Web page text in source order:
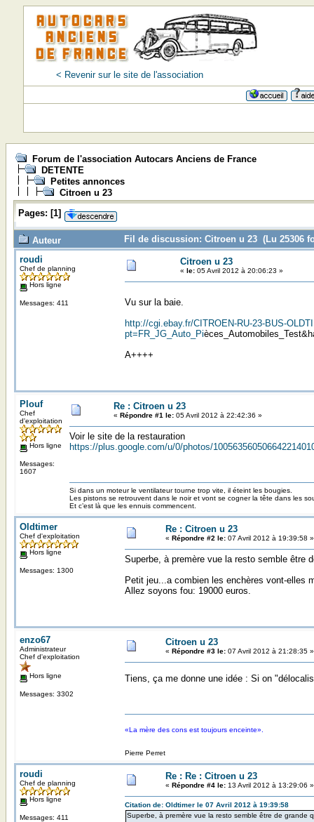
< Revenir sur le site de l'association
Forum de l'association Autocars Anciens de France
DETENTE
Petites annonces
Citroen u 23
Pages: [1]
Auteur
Fil de discussion: Citroen u 23 (Lu 25306
roudi
Chef de planning
Hors ligne
Messages: 411
Citroen u 23
« le: 05 Avril 2012 à 20:06:23 »
Vu sur la baie.
http://cgi.ebay.fr/CITROEN-RU-23-BUS-
pt=FR_JG_Auto_Pi
A++++
Plouf
Chef
d'exploitation
Hors ligne
Messages:
1607
Re : Citroen u 23
« Répondre #1 le: 05 Avril 2012 à 22:42:36 »
Voir le site de la restauration
https://plus.google.com/u/0/photos/
Si dans un moteur le ventilateur tourne trop vite, il éteint les bougies.
Les pistons se retrouvent dans le noir et vont se cogner la tête dans les
Et c’est là que les ennuis commencent.
Oldtimer
Chef d'exploitation
Hors ligne
Messages: 1300
Re : Citroen u 23
« Répondre #2 le: 07 Avril 2012 à 19:39:58 »
Superbe, à premère vue la resto semble être
Petit jeu...a combien les enchères vont-elles
Allez soyons fou: 19000 euros.
enzo67
Administrateur
Chef d'exploitation
Hors ligne
Messages: 3302
Citroen u 23
« Répondre #3 le: 07 Avril 2012 à 21:28:35 »
Tiens, ça me donne une idée : Si on
«La mère des cons est toujours enceinte».
Pierre Perret
roudi
Chef de planning
Hors ligne
Messages: 411
Re : Re : Citroen u 23
« Répondre #4 le: 13 Avril 2012 à 13:29:06 »
Citation de: Oldtimer le 07 Avril 2012 à 19:39:58
Superbe, à premère vue la resto semble être de grande